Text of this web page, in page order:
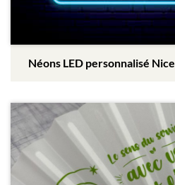
Néons LED personnalisé Nice